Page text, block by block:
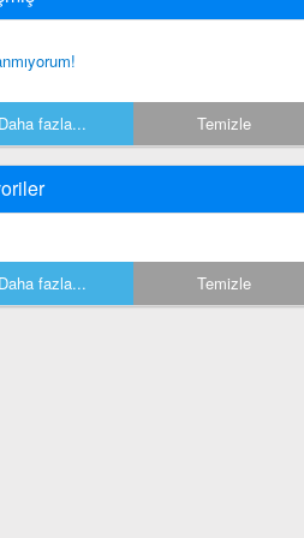
Daha fazla... Temizle
Daha fazla... Temizle